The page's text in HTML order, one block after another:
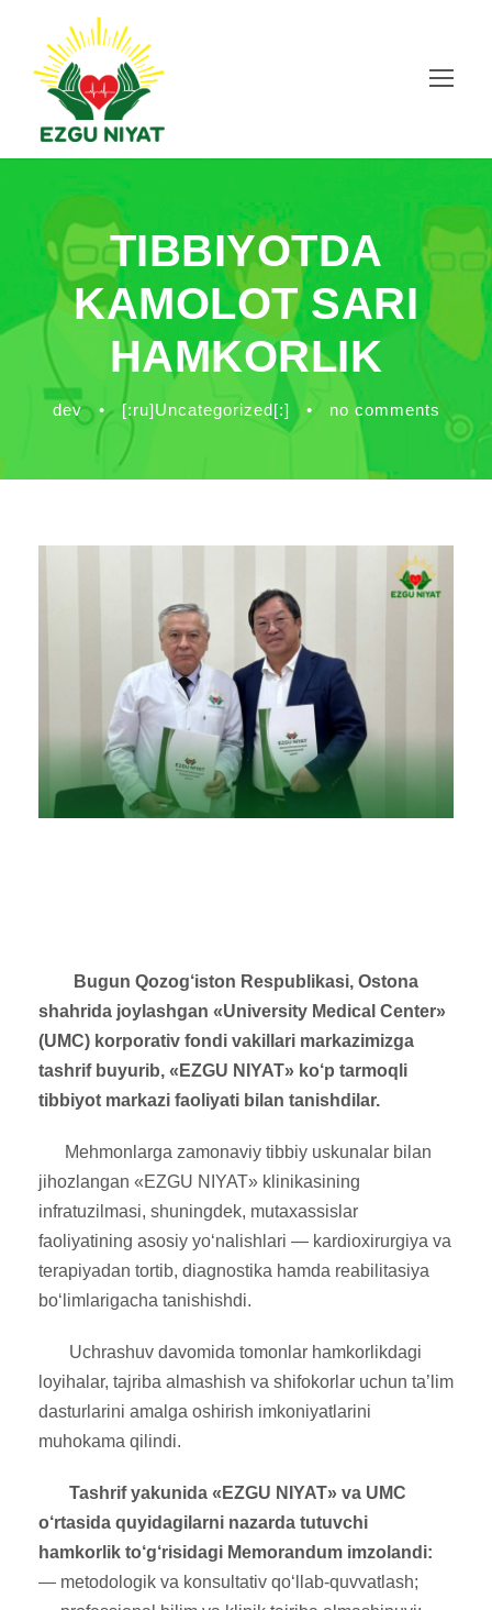
TIBBIYOTDA
KAMOLOT SARI
HAMKORLIK
dev • [:ru]Uncategorized[:] • no comments
Bugun Qozog‘iston Respublikasi, Ostona
shahrida joylashgan «University Medical Center»
(UMC) korporativ fondi vakillari markazimizga
tashrif buyurib, «EZGU NIYAT» ko‘p tarmoqli
tibbiyot markazi faoliyati bilan tanishdilar.
Mehmonlarga zamonaviy tibbiy uskunalar bilan
jihozlangan «EZGU NIYAT» klinikasining
infratuzilmasi, shuningdek, mutaxassislar
faoliyatining asosiy yo‘nalishlari — kardioxirurgiya va
terapiyadan tortib, diagnostika hamda reabilitasiya
bo‘limlarigacha tanishishdi.
Uchrashuv davomida tomonlar hamkorlikdagi
loyihalar, tajriba almashish va shifokorlar uchun ta’lim
dasturlarini amalga oshirish imkoniyatlarini
muhokama qilindi.
Tashrif yakunida «EZGU NIYAT» va UMC
o‘rtasida quyidagilarni nazarda tutuvchi
hamkorlik to‘g‘risidagi Memorandum imzolandi:
— metodologik va konsultativ qo‘llab-quvvatlash;